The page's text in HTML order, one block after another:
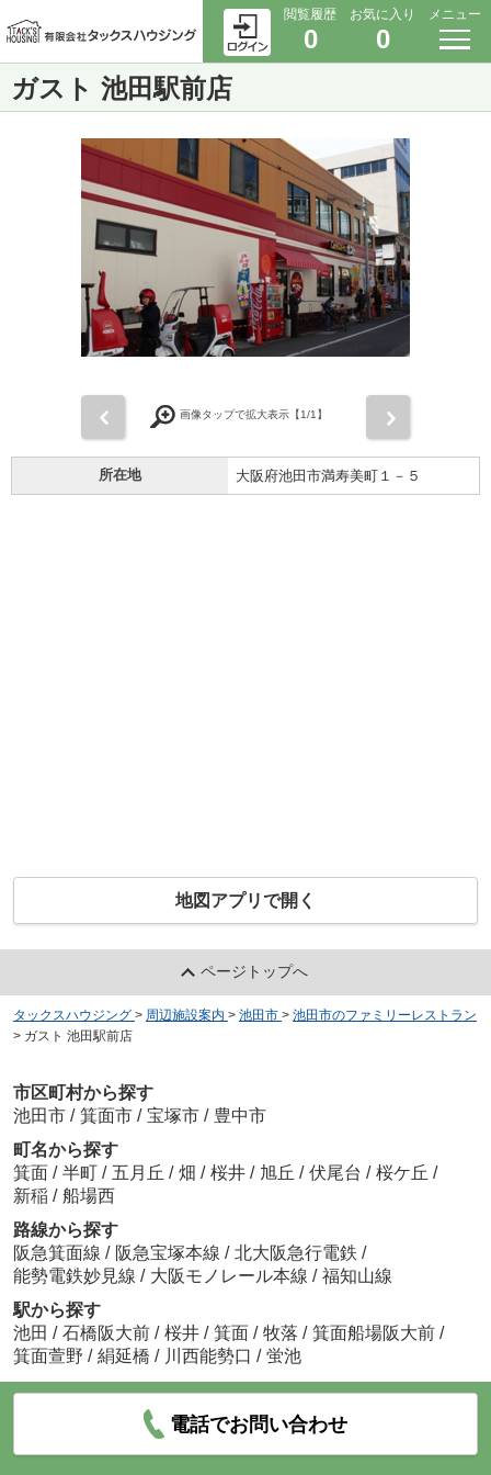
閲覧履歴
0
お気に入り
0
メニュー
ガスト 池田駅前店
画像タップで拡大表示【1/1】
所在地 大阪府池田市満寿美町１－５
地図アプリで開く
ページトップへ
タックスハウジング > 周辺施設案内 > 池田市 > 池田市のファミリーレストラン
> ガスト 池田駅前店
市区町村から探す
池田市 / 箕面市 / 宝塚市 / 豊中市
町名から探す
箕面 / 半町 / 五月丘 / 畑 / 桜井 / 旭丘 / 伏尾台 / 桜ケ丘 /
新稲 / 船場西
路線から探す
阪急箕面線 / 阪急宝塚本線 / 北大阪急行電鉄 /
能勢電鉄妙見線 / 大阪モノレール本線 / 福知山線
駅から探す
池田 / 石橋阪大前 / 桜井 / 箕面 / 牧落 / 箕面船場阪大前 /
箕面萱野 / 絹延橋 / 川西能勢口 / 蛍池
電話でお問い合わせ